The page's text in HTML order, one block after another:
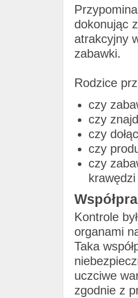
dokonując
atrakcyjny
zabawki.
Rodzice
czy
czy
czy
czy
czy
Kontrole
organami
Taka
uczciwe
zgodnie z